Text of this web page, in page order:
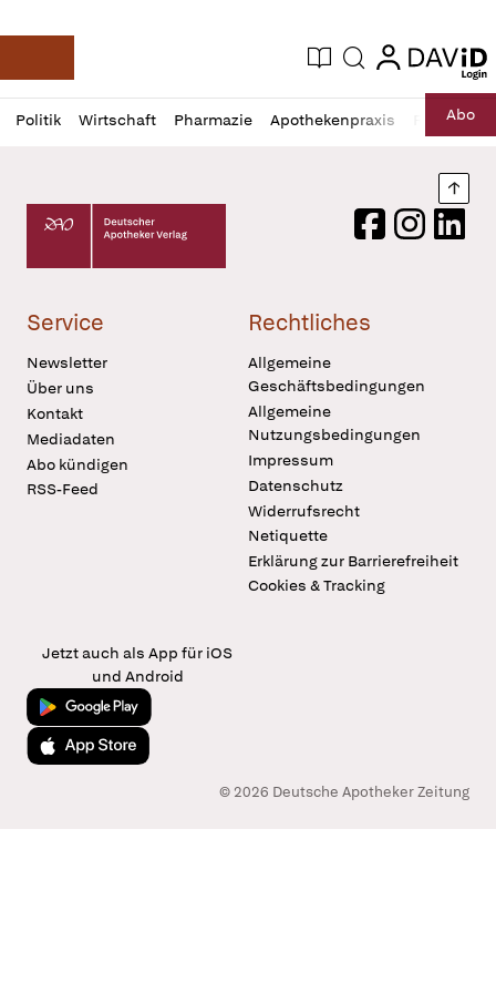
Deutsche Apotheker Zeitung
Aktuelle Ausgabe
Suche login
login
Politik Wirtschaft Pharmazie Apothekenpraxis RechtAbo
Profil
öffnen
Daz
Pur
Deutscher Apotheker Verlag Logo
FacebookInstagram
Service
Newsletter
Über uns
Kontakt
Mediadaten
Abo kündigen
RSS-Feed
Rechtliches
Allgemeine
Geschäftsbedingungen
Allgemeine
Nutzungsbedingungen
Impressum
Datenschutz
Widerrufsrecht
Netiquette
Erklärung zur Barrierefreiheit
Cookies & Tracking
Jetzt auch als App für iOS
und Android
Jetzt bei Google Play
Laden im App Store
© 2026 Deutsche Apotheker Zeitung